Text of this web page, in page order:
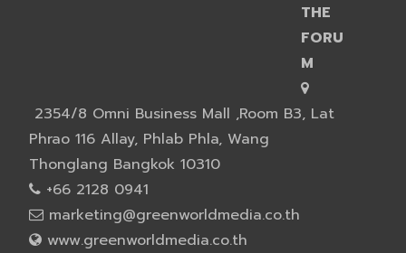
THE
FORU
M
2354/8 Omni Business Mall ,Room B3, Lat
Phrao 116 Allay, Phlab Phla, Wang
Thonglang Bangkok 10310
+66 2128 0941
marketing@greenworldmedia.co.th
www.greenworldmedia.co.th